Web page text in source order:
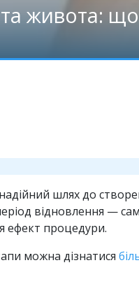
та живота:
шлях до
відновлення —
ефект процедури.
можна дізнатися